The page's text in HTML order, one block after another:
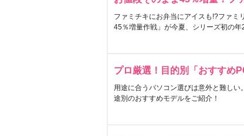
ファミチキにお弁当にアイスも!?ファミ
45％増量作戦」が今夏、シリーズ初の年
プロ厳選！目的別「おすすめ
用途に合うパソコン選びは意外と難し
途別のおすすめモデルをご紹介！